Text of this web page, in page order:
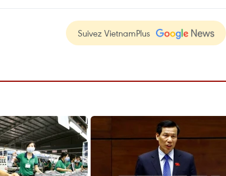
Suivez VietnamPlus